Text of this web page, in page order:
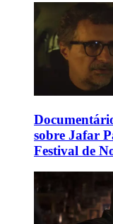
sobre Jafar
Festival de